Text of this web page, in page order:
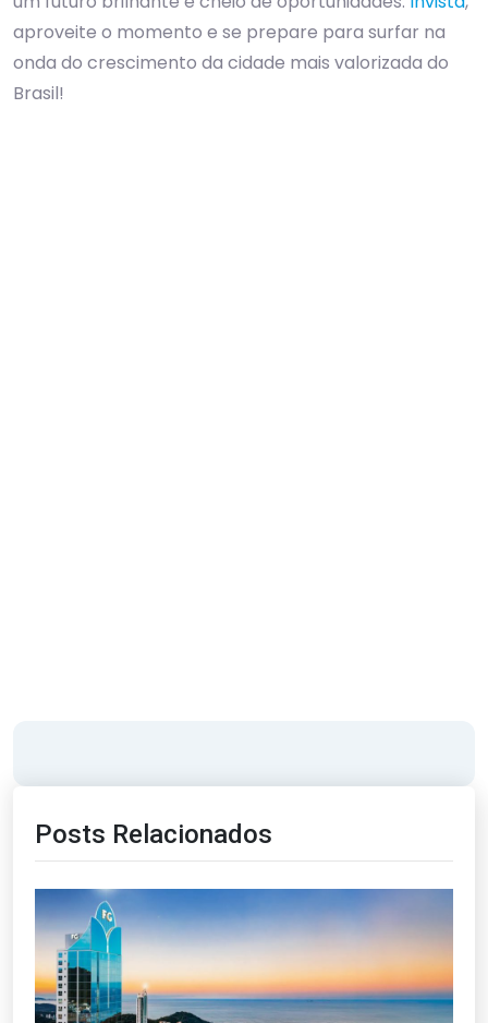
aproveite o momento e se prepare para surfar na
onda do crescimento da cidade mais valorizada do
Brasil!
Posts Relacionados